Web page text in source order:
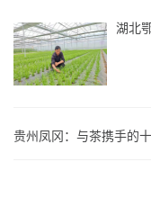
湖北
贵州凤冈：与茶携手的